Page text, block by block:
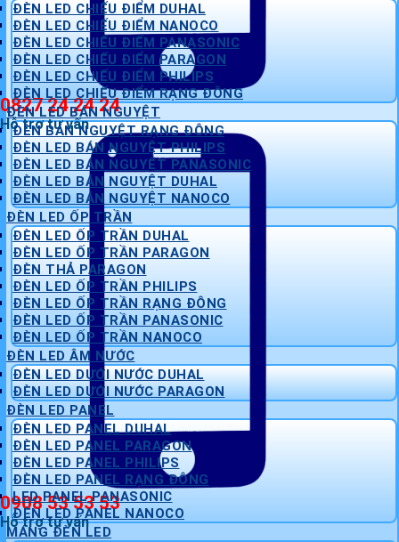
0827 24 24 24
Hỗ trợ tư vấn
0908 53 53 53
Hỗ trợ tư vấn
ĐÈN LED CHIẾU ĐIỂM DUHAL
ĐÈN LED CHIẾU ĐIỂM NANOCO
ĐÈN LED CHIẾU ĐIỂM PANASONIC
ĐÈN LED CHIẾU ĐIỂM PARAGON
ĐÈN LED CHIẾU ĐIỂM PHILIPS
ĐÈN LED CHIẾU ĐIỂM RẠNG ĐÔNG
ĐÈN LED BÁN NGUYỆT
ĐÈN BÁN NGUYỆT RẠNG ĐÔNG
ĐÈN LED BÁN NGUYỆT PHILIPS
ĐÈN LED BÁN NGUYỆT PANASONIC
ĐÈN LED BÁN NGUYỆT DUHAL
ĐÈN LED BÁN NGUYỆT NANOCO
ĐÈN LED ỐP TRẦN
ĐÈN LED ỐP TRẦN DUHAL
ĐÈN LED ỐP TRẦN PARAGON
ĐÈN THẢ PARAGON
ĐÈN LED ỐP TRẦN PHILIPS
ĐÈN LED ỐP TRẦN RẠNG ĐÔNG
ĐÈN LED ỐP TRẦN PANASONIC
ĐÈN LED ỐP TRẦN NANOCO
ĐÈN LED ÂM NƯỚC
ĐÈN LED DƯỚI NƯỚC DUHAL
ĐÈN LED DƯỚI NƯỚC PARAGON
ĐÈN LED PANEL
ĐÈN LED PANEL DUHAL
ĐÈN LED PANEL PARAGON
ĐÈN LED PANEL PHILIPS
ĐÈN LED PANEL RẠNG ĐÔNG
LED PANEL PANASONIC
ĐÈN LED PANEL NANOCO
MÁNG ĐÈN LED